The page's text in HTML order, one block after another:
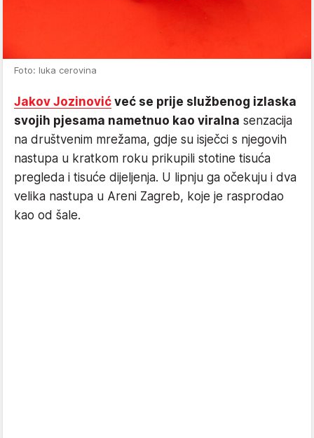
Foto: luka cerovina
Jakov Jozinović već se prije službenog izlaska
svojih pjesama nametnuo kao viralna senzacija
na društvenim mrežama, gdje su isječci s njegovih
nastupa u kratkom roku prikupili stotine tisuća
pregleda i tisuće dijeljenja. U lipnju ga očekuju i dva
velika nastupa u Areni Zagreb, koje je rasprodao
kao od šale.